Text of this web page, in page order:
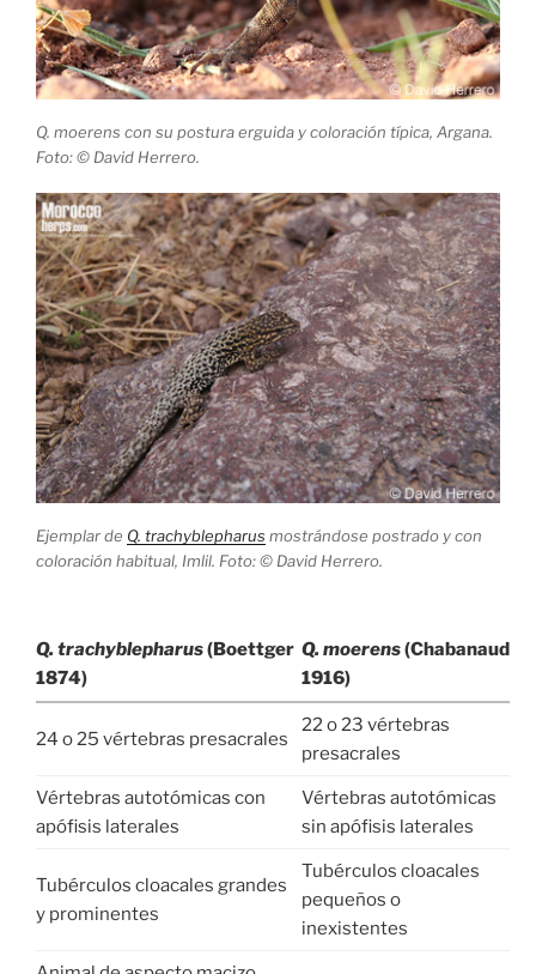
Q. moerens con su postura erguida y coloración típica, Argana.
Foto: © David Herrero.
Ejemplar de Q. trachyblepharus mostrándose postrado y con
coloración habitual, Imlil. Foto: © David Herrero.
Q. trachyblepharus(Boettger
1874)
Q. moerens(Chabanaud
1916)
24 o 25 vértebras presacrales
22 o 23 vértebras
presacrales
Vértebras autotómicas con
apófisis laterales
Vértebras autotómicas
sin apófisis laterales
Tubérculos cloacales grandes
y prominentes
Tubérculos cloacales
pequeños o
inexistentes